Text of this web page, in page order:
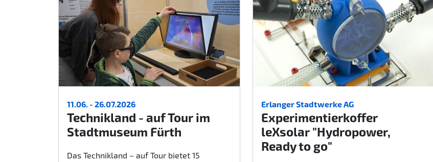
11.06. - 26.07.2026
Technikland - auf Tour im
Stadtmuseum Fürth
Das Technikland – auf Tour bietet 15
Erlanger Stadtwerke AG
Experimentierkoffer
leXsolar "Hydropower,
Ready to go"